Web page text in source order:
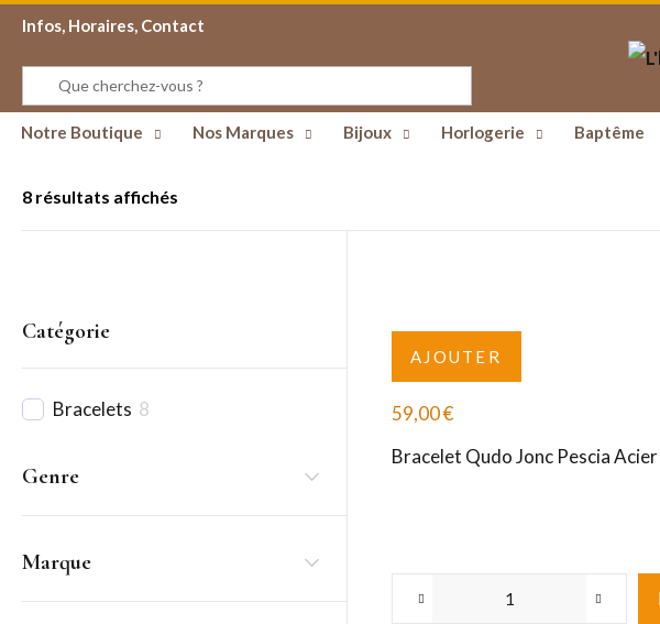
Infos, Horaires, Contact
Notre Boutique Nos Marques Bijoux Horlogerie Baptême
8 résultats affichés
Catégorie
Bracelets 8
Genre
Marque
AJOUTER
59,00€
Bracelet Qudo Jonc Pescia